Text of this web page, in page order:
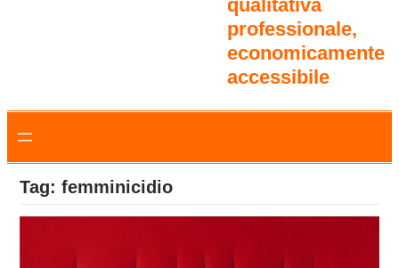
qualitativa
professionale,
economicamente
accessibile
Tag: femminicidio